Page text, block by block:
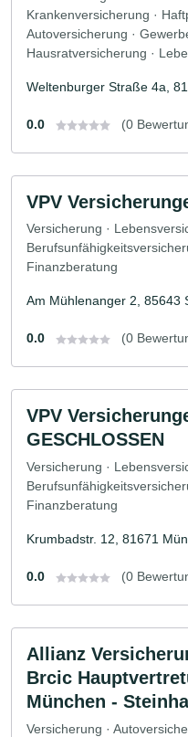
Krankenversicherung ·
Autoversicherung ·
Hausratversicherung ·
Weltenburger Straße 4a,
0.0 (0
VPV
Versicherung ·
Finanzberatung
Am Mühlenanger 2, 85643
0.0 (0
VPV
GESCHLOSSEN
Versicherung ·
Finanzberatung
Krumbadstr. 12, 81671
0.0 (0
Allianz
Brcic
München -
Versicherung ·